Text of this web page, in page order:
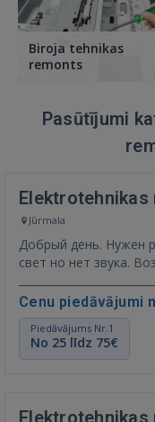
Biroja tehnikas
remonts
Pasūtījumi
Elektrotehnikas
Jūrmala
Добрый день. Нужен
свет но нет звука.
Cenu piedāvājumi
Piedāvājums Nr.1
No 25 līdz 75€
Elektrotehnikas